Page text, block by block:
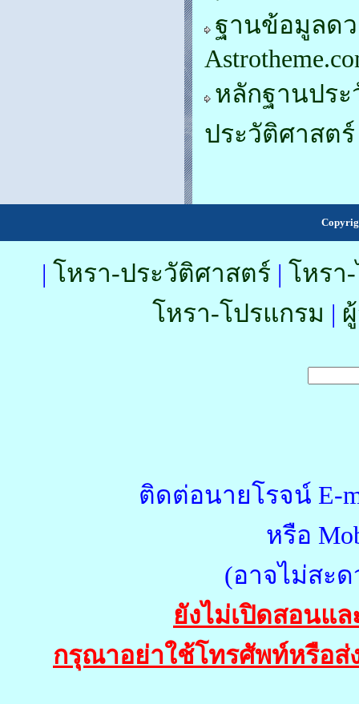
ฐานข้อมูลด
หลักฐานประ
ประวัติศาสตร์
| โหรา-ประวัติศาสตร์ | โหรา
โหรา-โปรแกรม |
ติดต่อนายโรจน์ E-
หรือ
(อาจไม่สะด
ยังไม่เปิดสอนแ
กรุณาอย่าใช้โทรศัพท์หรือส่